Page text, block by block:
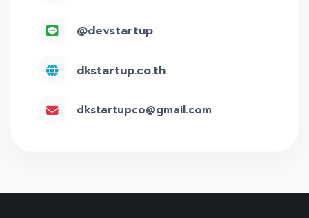
@devstartup
dkstartup.co.th
dkstartupco@gmail.com